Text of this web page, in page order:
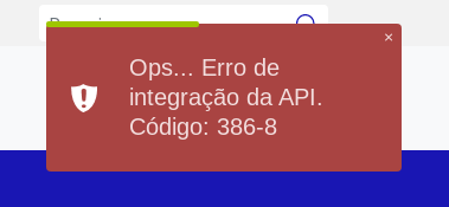
Previsão do Tempo
Hoje
Min20°Max37°
Sábado
Min 20°
×
Ops... Erro de
integração da API.
Código: 386-8